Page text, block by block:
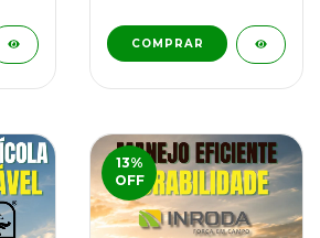
COMPRAR
13%
OFF